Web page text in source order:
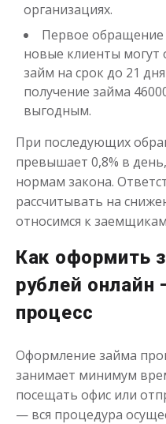
Сумма
Переведём в
Сумма
Срок
организациях.
Первое обращение
новые клиенты
займ на срок до 21
получение займа
выгодным.
При последующих
превышает 0,8% в
нормам закона.
рассчитывать на
относимся к
Как оформить
рублей
процесс
Оформление займа
занимает минимум
посещать офис или
— вся процедура